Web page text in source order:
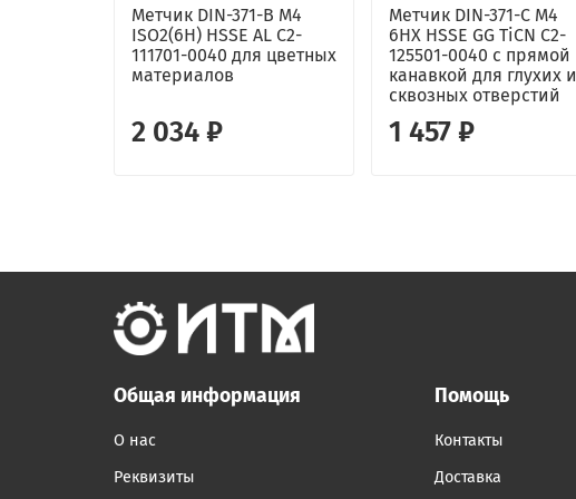
Метчик DIN-371-B M4
ISO2(6H) HSSE AL C2-
111701-0040 для цветных
материалов
2 034 ₽
Метчик DIN-371-C M4
6HX HSSE GG TiCN C2-
125501-0040 с прямой
канавкой для глухих и
сквозных отверстий
1 457 ₽
Общая информация
О нас
Реквизиты
Помощь
Контакты
Доставка